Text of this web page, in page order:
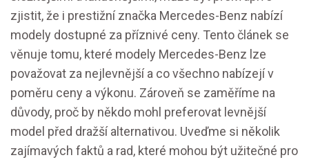
zjistit, že i prestižní značka Mercedes-Benz nabízí
modely dostupné za příznivé ceny. Tento článek se
věnuje tomu, které modely Mercedes-Benz lze
považovat za nejlevnější a co všechno nabízejí v
poměru ceny a výkonu. Zároveň se zaměříme na
důvody, proč by někdo mohl preferovat levnější
model před dražší alternativou. Uveďme si několik
zajímavých faktů a rad, které mohou být užitečné pro